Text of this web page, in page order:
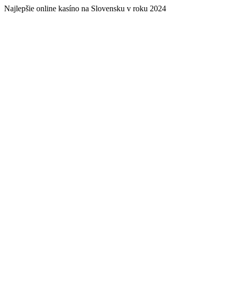
Najlepšie online kasíno na Slovensku v roku 2024